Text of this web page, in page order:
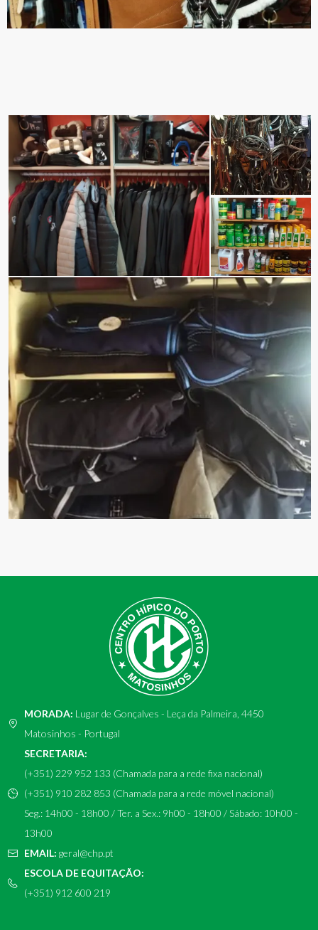
MORADA: Lugar de Gonçalves - Leça da Palmeira, 4450
Matosinhos - Portugal
SECRETARIA:
(+351) 229 952 133 (Chamada para a rede fixa nacional)
(+351) 910 282 853 (Chamada para a rede móvel nacional)
Seg.: 14h00 - 18h00 / Ter. a Sex.: 9h00 - 18h00 / Sábado: 10h00 -
13h00
EMAIL: geral@chp.pt
ESCOLA DE EQUITAÇÃO:
(+351) 912 600 219